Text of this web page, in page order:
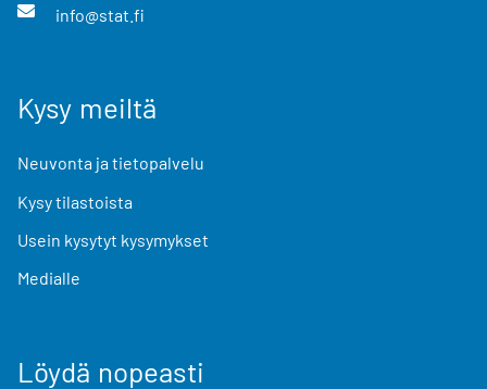
info@stat.fi
Kysy meiltä
Neuvonta ja tietopalvelu
Kysy tilastoista
Usein kysytyt kysymykset
Medialle
Löydä nopeasti